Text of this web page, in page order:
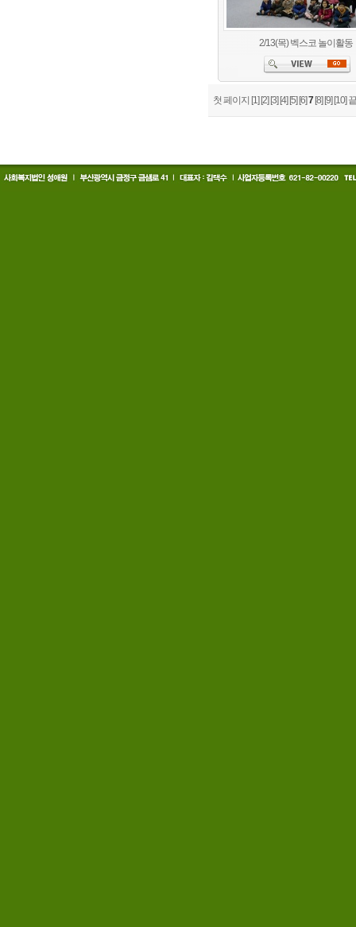
2/13(목) 벡스코 놀이활동
첫 페이지 [1] [2] [3] [4] [5] [6]7 [8] [9] [10]